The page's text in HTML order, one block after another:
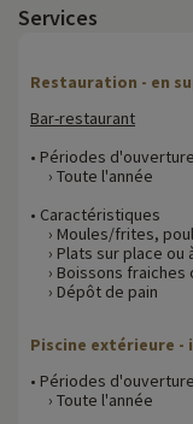
Services
Restauration - en
Bar-restaurant
• Périodes d'ouverture
› Toute l'année
• Caractéristiques
› Moules/frites,
› Plats sur place ou
› Boissons fraiches
› Dépôt de pain
Piscine extérieure -
• Périodes d'ouverture
› Toute l'année